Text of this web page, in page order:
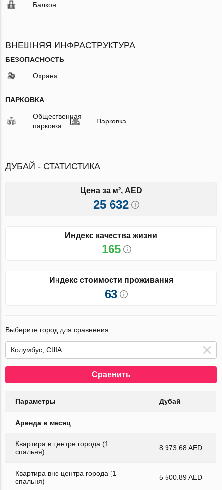
Балкон
ВНЕШНЯЯ ИНФРАСТРУКТУРА
БЕЗОПАСНОСТЬ
Охрана
ПАРКОВКА
Общественная
парковка
Парковка
ДУБАЙ - СТАТИСТИКА
Цена за м², AED
25 632
Индекс качества жизни
165
Индекс стоимости проживания
63
Выберите город для сравнения
Сравнить
Параметры Дубай
Аренда в месяц
Квартира в центре города (1
спальня)
8 973.68 AED
Квартира вне центра города (1
спальня)
5 500.89 AED